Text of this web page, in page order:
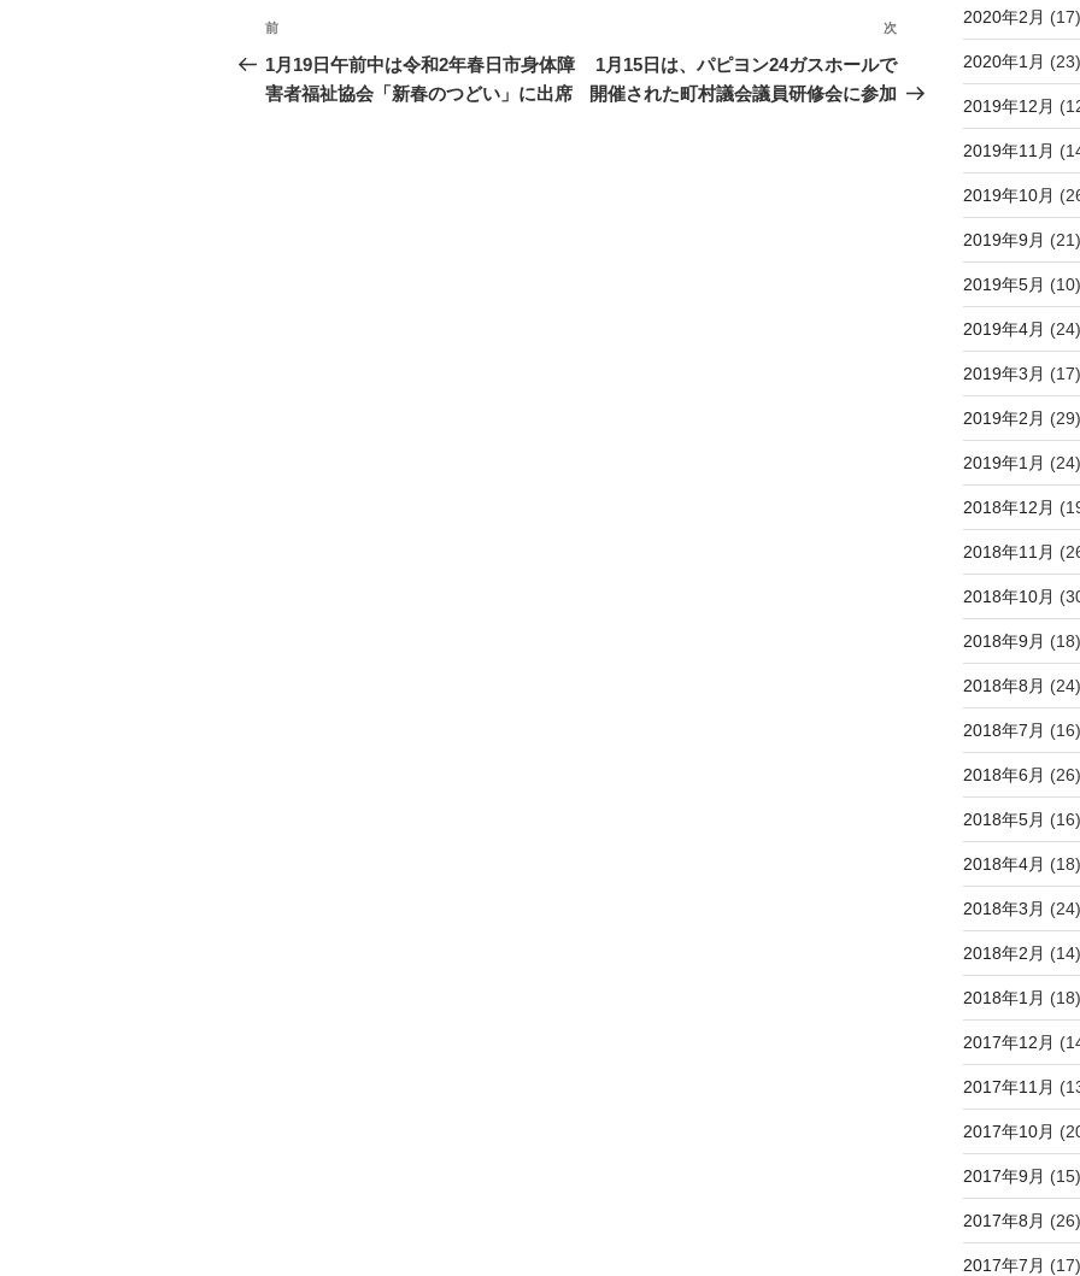
投
稿
ナ
過
去
の
前
1月19日午前中は令和2年春日市身体障
害者福祉協会「新春のつどい」に出席
次
の
投
次
1月15日は、パピヨン24ガスホールで
開催された町村議会議員研修会に参加
2020年2月 (17)
2020年1月 (23)
2019年12月
2019年11月
2019年10月
2019年9月 (21)
2019年5月 (10)
2019年4月 (24)
2019年3月 (17)
2019年2月 (29)
2019年1月 (24)
2018年12月
2018年11月
2018年10月
2018年9月 (18)
2018年8月 (24)
2018年7月 (16)
2018年6月 (26)
2018年5月 (16)
2018年4月 (18)
2018年3月 (24)
2018年2月 (14)
2018年1月 (18)
2017年12月
2017年11月
2017年10月
2017年9月 (15)
2017年8月 (26)
2017年7月 (17)